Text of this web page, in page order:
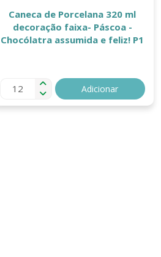
Caneca de Porcelana 320 ml
decoração faixa- Páscoa -
Chocólatra assumida e feliz! P1
Adicionar